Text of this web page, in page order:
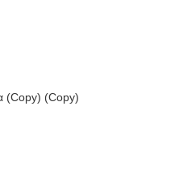
(Copy) (Copy)